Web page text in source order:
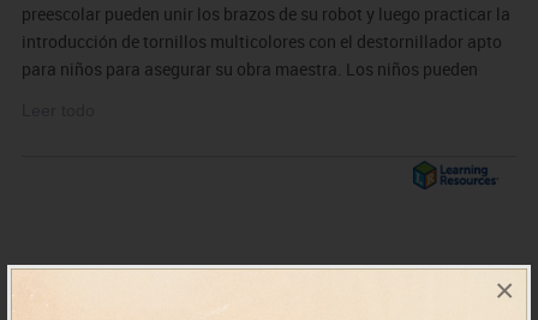
×
preescolar pueden unir los brazos de su robot y luego practicar la
introducción de tornillos multicolores con el destornillador apto
para niños para asegurar su obra maestra. Los niños pueden
· STEM (Science, Technology, Engineering, Maths)